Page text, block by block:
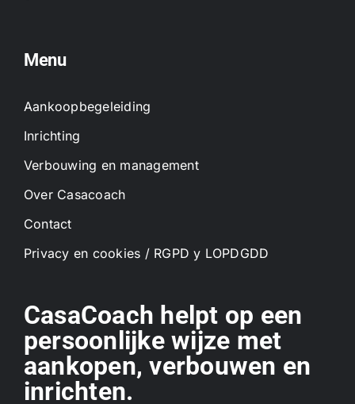
Menu
Aankoopbegeleiding
Inrichting
Verbouwing en management
Over Casacoach
Contact
Privacy en cookies / RGPD y LOPDGDD
CasaCoach helpt op een
persoonlijke wijze met
aankopen, verbouwen en
inrichten.